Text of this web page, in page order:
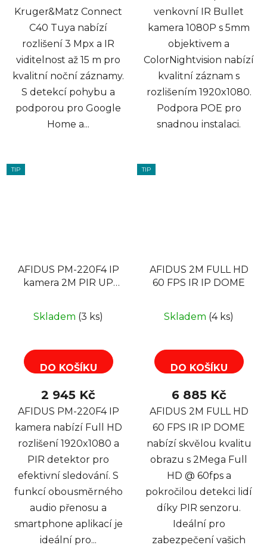
Kruger&Matz Connect
C40 Tuya nabízí
rozlišení 3 Mpx a IR
viditelnost až 15 m pro
kvalitní noční záznamy.
S detekcí pohybu a
podporou pro Google
Home a...
venkovní IR Bullet
kamera 1080P s 5mm
objektivem a
ColorNightvision nabízí
kvalitní záznam s
rozlišením 1920x1080.
Podpora POE pro
snadnou instalaci.
TIP
AFIDUS PM-220F4 IP
kamera 2M PIR UP
Skladem (3 ks)
DO KOŠÍKU
2 945 Kč
AFIDUS PM-220F4 IP
kamera nabízí Full HD
rozlišení 1920x1080 a
PIR detektor pro
efektivní sledování. S
funkcí obousměrného
audio přenosu a
smartphone aplikací je
ideální pro...
TIP
AFIDUS 2M FULL HD
60 FPS IR IP DOME
Skladem (4 ks)
DO KOŠÍKU
6 885 Kč
AFIDUS 2M FULL HD
60 FPS IR IP DOME
nabízí skvělou kvalitu
obrazu s 2Mega Full
HD @ 60fps a
pokročilou detekci lidí
díky PIR senzoru.
Ideální pro
zabezpečení vašich